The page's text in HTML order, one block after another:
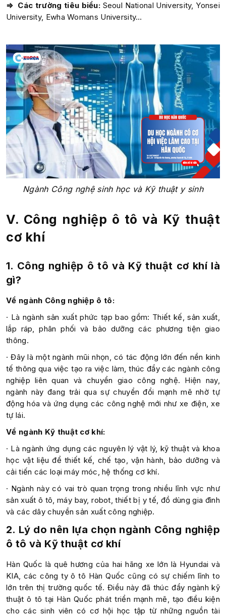
⇒ Các trường tiêu biểu: Seoul National University, Yonsei
University, Ewha Womans University…
Ngành Công nghệ sinh học và Kỹ thuật y sinh
V. Công nghiệp ô tô và Kỹ thuật
cơ khí
1. Công nghiệp ô tô và Kỹ thuật cơ khí là
gì?
Về ngành Công nghiệp ô tô:
· Là ngành sản xuất phức tạp bao gồm: Thiết kế, sản xuất,
lắp ráp, phân phối và bảo dưỡng các phương tiện giao
thông.
· Đây là một ngành mũi nhọn, có tác động lớn đến nền kinh
tế thông qua việc tạo ra việc làm, thúc đẩy các ngành công
nghiệp liên quan và chuyển giao công nghệ. Hiện nay,
ngành này đang trải qua sự chuyển đổi mạnh mẽ nhờ tự
động hóa và ứng dụng các công nghệ mới như xe điện, xe
tự lái.
Về ngành Kỹ thuật cơ khí:
· Là ngành ứng dụng các nguyên lý vật lý, kỹ thuật và khoa
học vật liệu để thiết kế, chế tạo, vận hành, bảo dưỡng và
cải tiến các loại máy móc, hệ thống cơ khí.
· Ngành này có vai trò quan trọng trong nhiều lĩnh vực như
sản xuất ô tô, máy bay, robot, thiết bị y tế, đồ dùng gia đình
và các dây chuyền sản xuất công nghiệp.
2. Lý do nên lựa chọn ngành Công nghiệp
ô tô và Kỹ thuật cơ khí
Hàn Quốc là quê hương của hai hãng xe lớn là Hyundai và
KIA, các công ty ô tô Hàn Quốc cũng có sự chiếm lĩnh to
lớn trên thị trường quốc tế. Điều này đã thúc đẩy ngành kỹ
thuật ô tô tại Hàn Quốc phát triển mạnh mẽ, tạo điều kiện
cho các sinh viên có cơ hội học tập từ những nguồn tài